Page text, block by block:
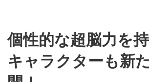
個性的な超脳力を
キャラクターも新